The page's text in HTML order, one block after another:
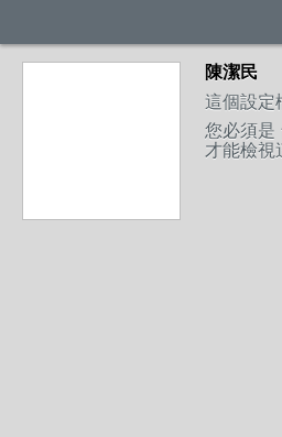
陳潔民
這個設定
您必須是
才能檢視